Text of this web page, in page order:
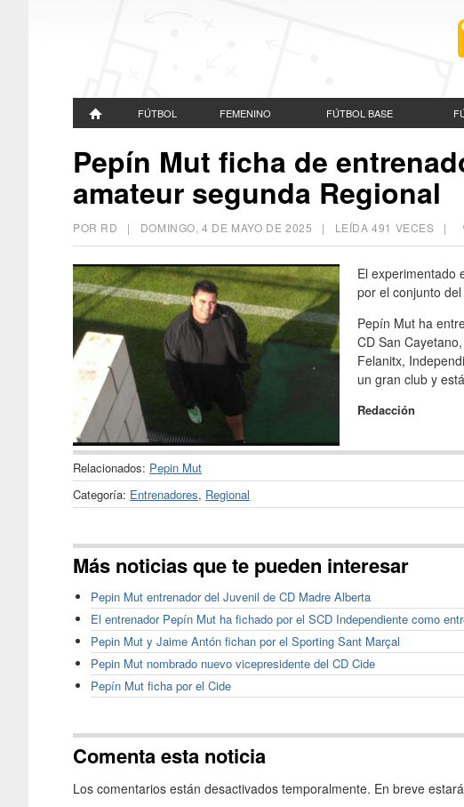
FÚTBOL FEMENINO FÚTBOL BASE
Pepín Mut ficha de
amateur segunda Regional
POR RD | DOMINGO, 4 DE MAYO DE 2025 | LEÍDA 491 VECES |
El experimentado
por el conjunto
Pepín Mut ha
CD San
Felanitx,
un gran club y
Redacción
Relacionados: Pepin Mut
Categoría: Entrenadores, Regional
Más noticias que te pueden interesar
Pepin Mut entrenador del Juvenil de CD Madre Alberta
El entrenador Pepín Mut ha fichado por el SCD Independiente como
Pepin Mut y Jaime Antón fichan por el Sporting Sant Marçal
Pepin Mut nombrado nuevo vicepresidente del CD Cide
Pepín Mut ficha por el Cide
Comenta esta noticia
Los comentarios están desactivados temporalmente. En breve